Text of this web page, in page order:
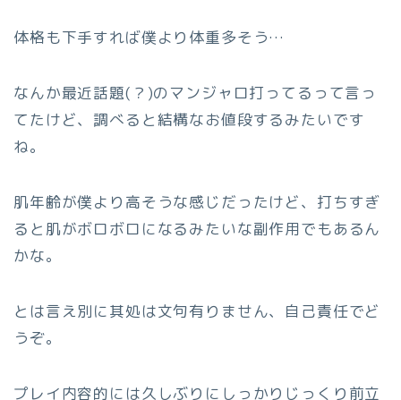
体格も下手すれば僕より体重多そう…
なんか最近話題(？)のマンジャロ打ってるって言っ
てたけど、調べると結構なお値段するみたいです
ね。
肌年齢が僕より高そうな感じだったけど、打ちすぎ
ると肌がボロボロになるみたいな副作用でもあるん
かな。
とは言え別に其処は文句有りません、自己責任でど
うぞ。
プレイ内容的には久しぶりにしっかりじっくり前立